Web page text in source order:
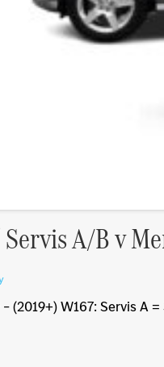
A/B v
(2019+) W167: Servis A